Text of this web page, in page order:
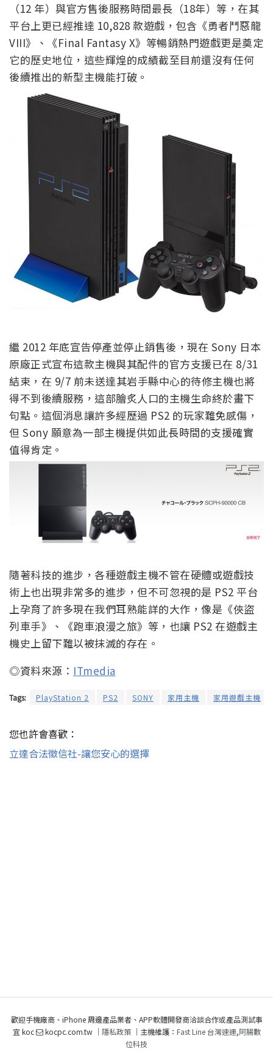
（12 年）與官方售後服務時間最長（18年）等，在其
平台上更已經推達 10,828 款遊戲，包含《勇者鬥惡龍
VIII》、《Final Fantasy X》等暢銷熱門遊戲更是奠定
它的歷史地位，這些輝煌的成績截至目前還沒有任何
後續推出的新型主機能打破。
繼 2012 年底宣告停產並停止銷售後，現在 Sony 日本
原廠正式宣布這款主機與其配件的官方支援已在 8/31
結束，在 9/7 前未送達其岩手縣中心的待修主機也將
得不到後續服務，這部膾炙人口的主機生命終於畫下
句點。這個消息讓許多經歷過 PS2 的玩家難免感傷，
但 Sony 願意為一部主機提供如此長時間的支援確實
值得肯定。
隨著科技的進步，各種遊戲主機不管在硬體或遊戲技
術上也出現非常多的進步，但不可忽視的是 PS2 平台
上孕育了許多現在我們耳熟能詳的大作，像是《俠盜
列車手》、《跑車浪漫之旅》等，也讓 PS2 在遊戲主
機史上留下難以被抹滅的存在。
◎資料來源： ITmedia
Tags: PlayStation 2 PS2 SONY 家用主機 家用遊戲主機
您也許會喜歡：
立達合法徵信社-讓您安心的選擇
歡迎手機廠商、iPhone 周邊產品業者、APP軟體開發商洽談合作或產品測試事
宜 koc
kocpc.com.tw ｜ 隱私政策｜主機維護： Fast Line 台灣速連,阿腸數
位科技